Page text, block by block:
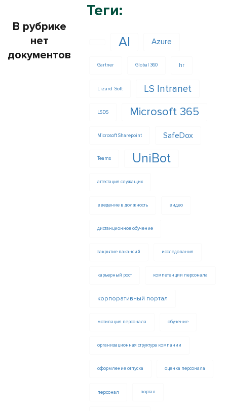
В рубрике
нет
документов
Теги:
AI Azure
Gartner Global 360 hr
Lizard Soft LS Intranet
LSDS Microsoft 365
Microsoft Sharepoint SafeDox
Teams UniBot
аттестация служащих
введение в должность видео
дистанционное обучение
закрытие вакансий исследования
карьерный рост компетенции персонала
корпоративный портал
мотивация персонала обучение
организационная структура компании
оформление отпуска оценка персонала
персонал портал